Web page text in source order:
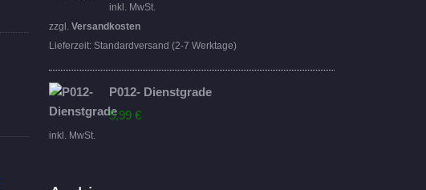
inkl. MwSt.
zzgl. Versandkosten
Lieferzeit: Standardversand (2-7 Werktage)
P012- Dienstgrade
5,99 €
inkl. MwSt.